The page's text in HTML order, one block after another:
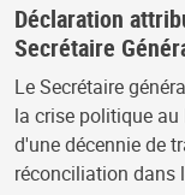
Déclaration
Secrétaire
Le Secrétaire
la crise politique
d'une décennie de
réconciliation dans